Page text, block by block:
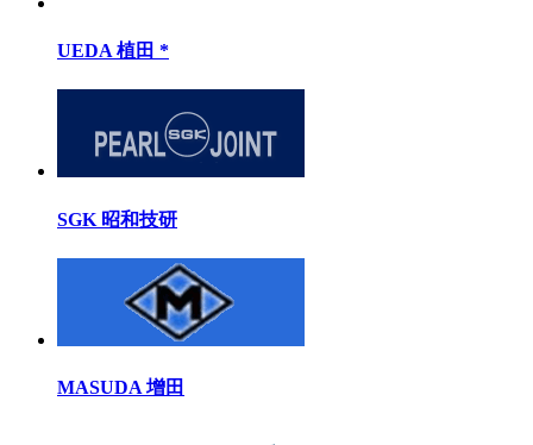
UEDA 植田 *
SGK 昭和技研
MASUDA 增田